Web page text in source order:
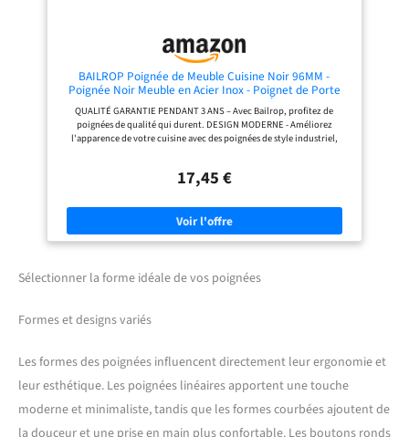
BAILROP Poignée de Meuble Cuisine Noir 96MM -
Poignée Noir Meuble en Acier Inox - Poignet de Porte
Cuisine et Armoire 15 UNITÉS
QUALITÉ GARANTIE PENDANT 3 ANS – Avec Bailrop, profitez de
poignées de qualité qui durent. DESIGN MODERNE - Améliorez
l'apparence de votre cuisine avec des poignées de style industriel,
haute qualité, garantissant résistance et longévité. Investissez dans une
installation facile sans aller à la quincaillerie. Un petit changement
avec un grand impact! (96MM, Noir) TAILLE IDÉALE - Avec 96MM et
150MM de long (diamètre 12mm, hauteur 32MM). Parfaits pour donner
une nouvelle touche à votre maison sans abîmer votre portefeuille.
17,45 €
Sélectionner la forme idéale de vos poignées
Formes et designs variés
Les formes des poignées influencent directement leur ergonomie et
leur esthétique. Les poignées linéaires apportent une touche
moderne et minimaliste, tandis que les formes courbées ajoutent de
la douceur et une prise en main plus confortable. Les boutons ronds